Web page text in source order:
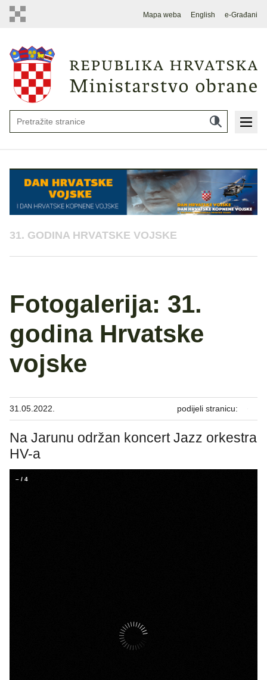
Mapa weba English e-Građani
31. GODINA HRVATSKE VOJSKE
Fotogalerija: 31.
godina Hrvatske
vojske
31.05.2022. podijeli stranicu:
Na Jarunu održan koncert Jazz orkestra
HV-a
– / 4